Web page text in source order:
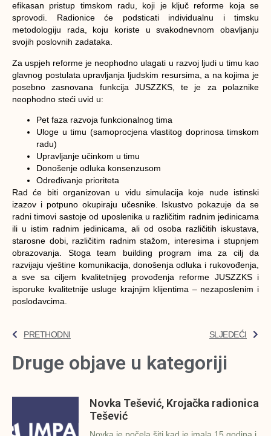
efikasan pristup timskom radu, koji je ključ reforme koja se
sprovodi. Radionice će podsticati individualnu i timsku
metodologiju rada, koju koriste u svakodnevnom obavljanju
svojih poslovnih zadataka.
Za uspjeh reforme je neophodno ulagati u razvoj ljudi u timu kao
glavnog postulata upravljanja ljudskim resursima, a na kojima je
posebno zasnovana funkcija JUSZZKS, te je za polaznike
neophodno steći uvid u:
Pet faza razvoja funkcionalnog tima
Uloge u timu (samoprocjena vlastitog doprinosa timskom
radu)
Upravljanje učinkom u timu
Donošenje odluka konsenzusom
Određivanje prioriteta
Rad će biti organizovan u vidu simulacija koje nude istinski
izazov i potpuno okupiraju učesnike. Iskustvo pokazuje da se
radni timovi sastoje od uposlenika u različitim radnim jedinicama
ili u istim radnim jedinicama, ali od osoba različitih iskustava,
starosne dobi, različitim radnim stažom, interesima i stupnjem
obrazovanja. Stoga team building program ima za cilj da
razvijaju vještine komunikacija, donošenja odluka i rukovođenja,
a sve sa ciljem kvalitetnijeg provođenja reforme JUSZZKS i
isporuke kvalitetnije usluge krajnjim klijentima – nezaposlenim i
poslodavcima.
PRETHODNI SLJEDEĆI
Druge objave u kategoriji
Novka Tešević, Krojačka radionica
Tešević